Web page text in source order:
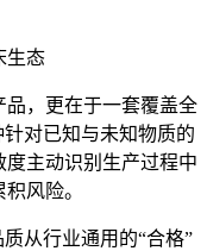
生态
，更在于一套覆盖全
对已知与未知物质的
主动识别生产过程中
风险。
从行业通用的“合格”